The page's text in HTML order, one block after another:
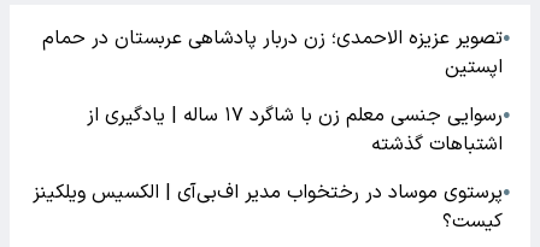
●تصویر عزیزه الاحمدی؛ زن دربار پادشاهی عربستان در حمام
اپستین
●
رسوایی جنسی معلم زن با شاگرد ۱۷ ساله | یادگیری از
اشتباهات گذشته
●پرستوی موساد در رختخواب مدیر اف‌بی‌آی | الکسیس ویلکینز
کیست؟